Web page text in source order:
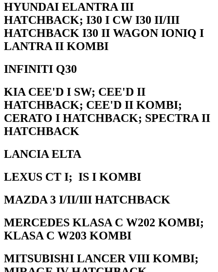
HYUNDAI ELANTRA III
HATCHBACK; I30 I CW I30 II/III
HATCHBACK I30 II WAGON IONIQ I
LANTRA II KOMBI
INFINITI Q30
KIA CEE'D I SW; CEE'D II
HATCHBACK; CEE'D II KOMBI;
CERATO I HATCHBACK; SPECTRA II
HATCHBACK
LANCIA ELTA
LEXUS CT I; IS I KOMBI
MAZDA 3 I/II/III HATCHBACK
MERCEDES KLASA C W202 KOMBI;
KLASA C W203 KOMBI
MITSUBISHI LANCER VIII KOMBI;